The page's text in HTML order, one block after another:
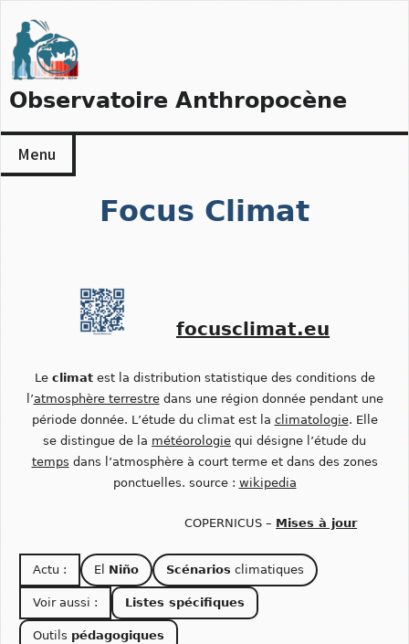
to
content
Observatoire Anthropocène
Menu
Focus Climat
focusclimat.eu
Le climatest la distribution statistique des conditions de
l’atmosphère terrestredans une région donnée pendant une
période donnée. L’étude du climat est la climatologie. Elle
se distingue de la météorologie qui désigne l’étude du
temps dans l’atmosphère à court terme et dans des zones
ponctuelles. source : wikipedia
COPERNICUS – Mises à jour
Actu : El Niño Scénarios climatiques
Voir aussi : Listes spécifiques
Outils pédagogiques